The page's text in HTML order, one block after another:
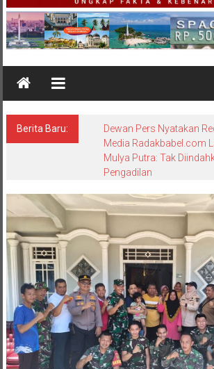
Berita Baru:
Dewan Pers Nyatakan
Media Radakbabel.com
Mulya Putra: Tak
Pengadilan